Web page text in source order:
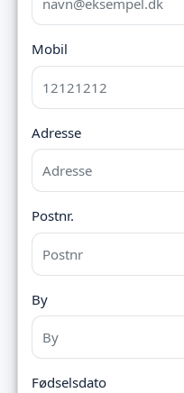
Mobil
Adresse
Postnr.
By
Fødselsdato